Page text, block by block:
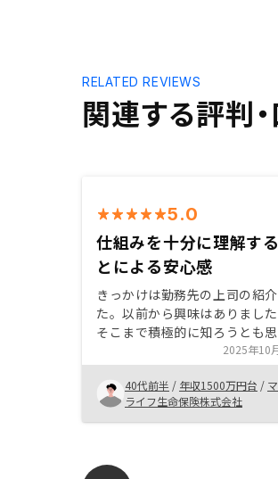
関連する評判
RELATED REVIEWS
5.0
仕組みを十分に理解す
とによる安心感
きっかけは勤務先の上司の紹
た。以前から興味はありました
そこまで積極的に知ろうとも
いない状況だったところ、セ
の方と知り合い、仕組みを詳
えていただき、漠然とした不
払拭できました。特にありませ
2025年10
40代前半 / 年収1500万円台 /
ライフ生命保険株式会社